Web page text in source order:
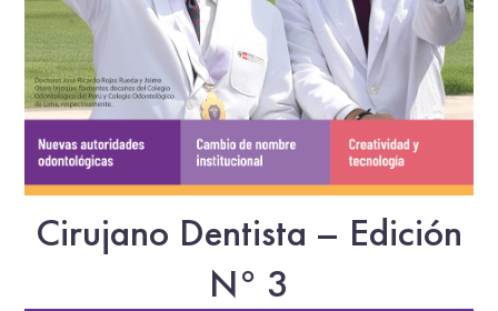
Cirujano Dentista – Edición
N° 3